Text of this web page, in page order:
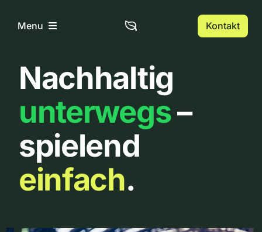
InhaltMenu
Home
Über uns
Urbanlist
Kontakt
Nachhaltig
unterwegs–
spielend
einfach.